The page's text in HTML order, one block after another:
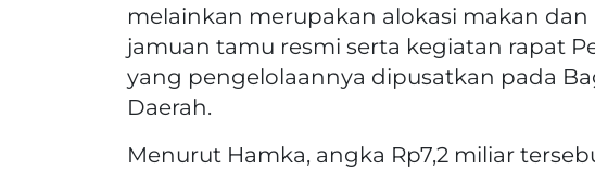
melainkan merupakan alokasi makan
jamuan tamu resmi serta kegiatan rapat
yang pengelolaannya dipusatkan pada
Daerah.
Menurut Hamka, angka Rp7,2 miliar